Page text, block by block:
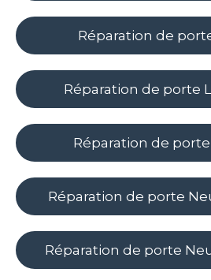
Réparation de
Réparation de porte
Réparation de
Réparation de porte
Réparation de porte